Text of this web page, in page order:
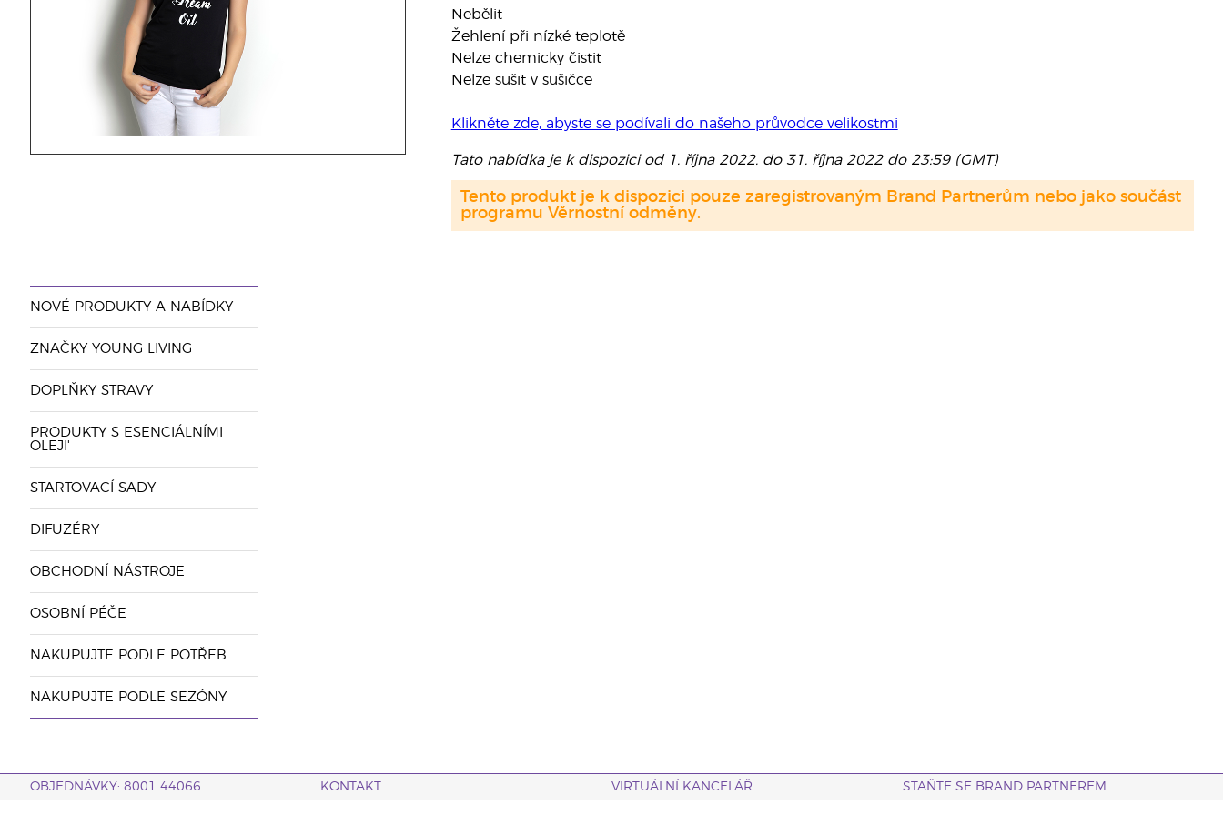
Nebělit
Žehlení při nízké teplotě
Nelze chemicky čistit
Nelze sušit v sušičce
Klikněte zde, abyste se podívali do našeho průvodce velikostmi
Tato nabídka je k dispozici od 1. října 2022. do 31. října 2022 do 23:59 (GMT)
Tento produkt je k dispozici pouze zaregistrovaným Brand Partnerům nebo jako součást
programu Věrnostní odměny.
NOVÉ PRODUKTY A NABÍDKY
ZNAČKY YOUNG LIVING
DOPLŇKY STRAVY
PRODUKTY S ESENCIÁLNÍMI
OLEJI'
STARTOVACÍ SADY
DIFUZÉRY
OBCHODNÍ NÁSTROJE
OSOBNÍ PÉČE
NAKUPUJTE PODLE POTŘEB
NAKUPUJTE PODLE SEZÓNY
OBJEDNÁVKY: 8001 44066 KONTAKT VIRTUÁLNÍ KANCELÁŘ STAŇTE SE BRAND PARTNEREM